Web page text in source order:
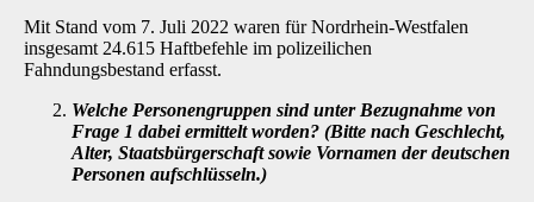
Mit Stand vom 7. Juli 2022 waren für Nordrhein-Westfalen
insgesamt 24.615 Haftbefehle im polizeilichen
Fahndungsbestand erfasst.
Welche Personengruppen sind unter Bezugnahme von
Frage 1 dabei ermittelt worden? (Bitte nach Geschlecht,
Alter, Staatsbürgerschaft sowie Vornamen der deutschen
Personen aufschlüsseln.)